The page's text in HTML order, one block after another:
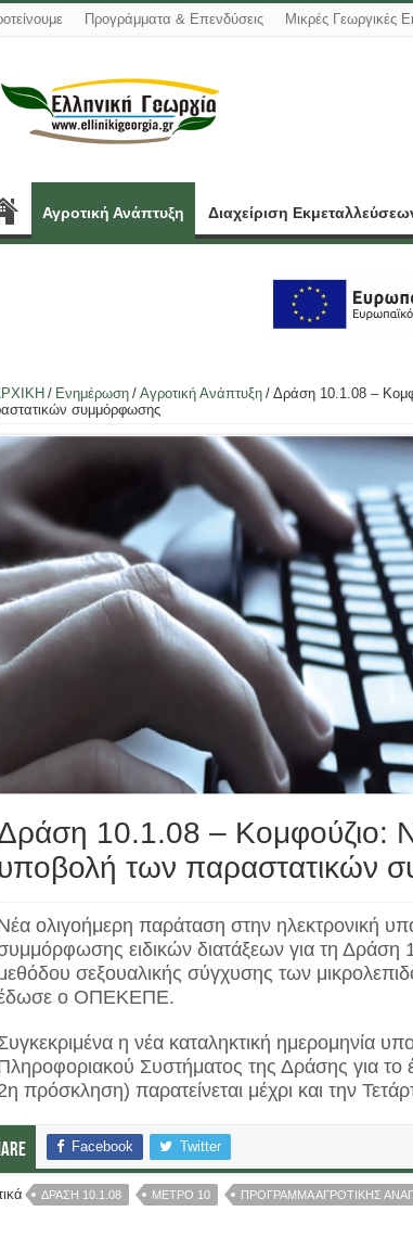
Προγράμματα & Επενδύσεις Μικρές Γεωργικές
Αγροτική Ανάπτυξη Διαχείριση
/ Ενημέρωση / Αγροτική Ανάπτυξη / Δράση 10.1.08 –
συμμόρφωσης
10.1.08 – Κομφούζιο:
των παραστατικών
ολιγοήμερη παράταση στην ηλεκτρονική
ειδικών διατάξεων για τη
σεξουαλικής σύγχυσης των
ο ΟΠΕΚΕΠΕ.
η νέα καταληκτική ημερομηνία
Συστήματος της Δράσης για το
πρόσκληση) παρατείνεται μέχρι και την
Facebook Twitter
ΔΡΑΣΗ 10.1.08 ΜΕΤΡΟ 10 ΠΡΟΓΡΑΜΜΑ ΑΓΡΟΤΙΚΗΣ